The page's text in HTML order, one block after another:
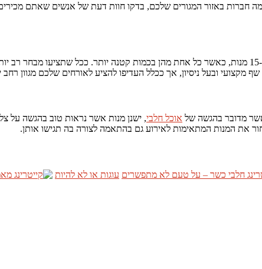
חברות באזור המגורים שלכם, בדקו חוות דעת של אנשים שאתם
במקום לבחור 5-6 מנות מרכזיות, ולהכין אותן בכמות גדולה, העדיפו 15-20 מנות, כאשר כל אחת מהן
מקצועי ובעל ניסיון, אך ככלל העדיפו להציע לאורחים שלכם מגוון
מדובר בהגשה של אוכל חלבי, ישנן מנות אשר נראות טוב בהגשה על
את המנות המתאימות לאירוע גם בהתאמה לצורה בה תגישו אותן.
חלבי כשר – על טעם לא מתפשרים עוגות או לא להיות